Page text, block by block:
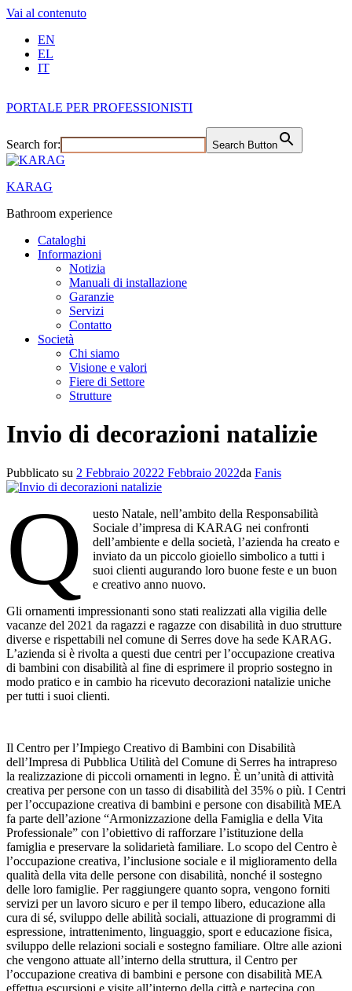
Vai al contenuto
EN
EL
IT
PORTALE PER PROFESSIONISTI
Search for: Search Button
KARAG
Bathroom experience
Cataloghi
Informazioni
Notizia
Manuali di installazione
Garanzie
Servizi
Contatto
Società
Chi siamo
Visione e valori
Fiere di Settore
Strutture
Invio di decorazioni natalizie
Pubblicato su 2 Febbraio 20222 Febbraio 2022da Fanis
Q
uesto Natale, nell’ambito della Responsabilità
Sociale d’impresa di KARAG nei confronti
dell’ambiente e della società, l’azienda ha creato e
inviato da un piccolo gioiello simbolico a tutti i
suoi clienti augurando loro buone feste e un buon
e creativo anno nuovo.
Gli ornamenti impressionanti sono stati realizzati alla vigilia delle
vacanze del 2021 da ragazzi e ragazze con disabilità in duo strutture
diverse e rispettabili nel comune di Serres dove ha sede KARAG.
L’azienda si è rivolta a questi due centri per l’occupazione creativa
di bambini con disabilità al fine di esprimere il proprio sostegno in
modo pratico e in cambio ha ricevuto decorazioni natalizie uniche
per tutti i suoi clienti.
Il Centro per l’Impiego Creativo di Bambini con Disabilità
dell’Impresa di Pubblica Utilità del Comune di Serres ha intrapreso
la realizzazione di piccoli ornamenti in legno. È un’unità di attività
creativa per persone con un tasso di disabilità del 35% o più. I Centri
per l’occupazione creativa di bambini e persone con disabilità MEA
fa parte dell’azione “Armonizzazione della Famiglia e della Vita
Professionale” con l’obiettivo di rafforzare l’istituzione della
famiglia e preservare la solidarietà familiare. Lo scopo del Centro è
l’occupazione creativa, l’inclusione sociale e il miglioramento della
qualità della vita delle persone con disabilità, nonché il sostegno
delle loro famiglie. Per raggiungere quanto sopra, vengono forniti
servizi per un lavoro sicuro e per il tempo libero, educazione alla
cura di sé, sviluppo delle abilità sociali, attuazione di programmi di
espressione, intrattenimento, linguaggio, sport e educazione fisica,
sviluppo delle relazioni sociali e sostegno familiare. Oltre alle azioni
che vengono attuate all’interno della struttura, il Centro per
l’occupazione creativa di bambini e persone con disabilità MEA
effettua escursioni e visite all’interno della città e partecipa con